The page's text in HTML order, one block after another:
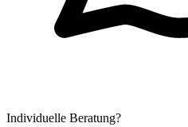
Individuelle Beratung?